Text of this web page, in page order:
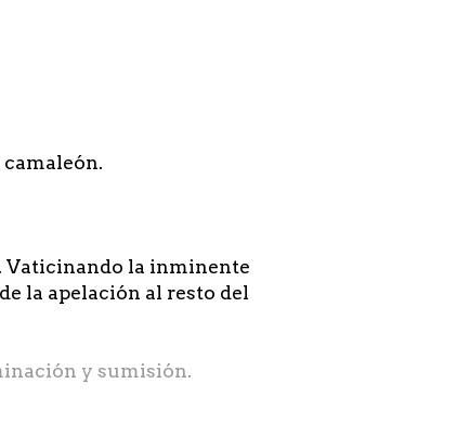
Vaticinando la inminente
la apelación al resto del
y sumisión.